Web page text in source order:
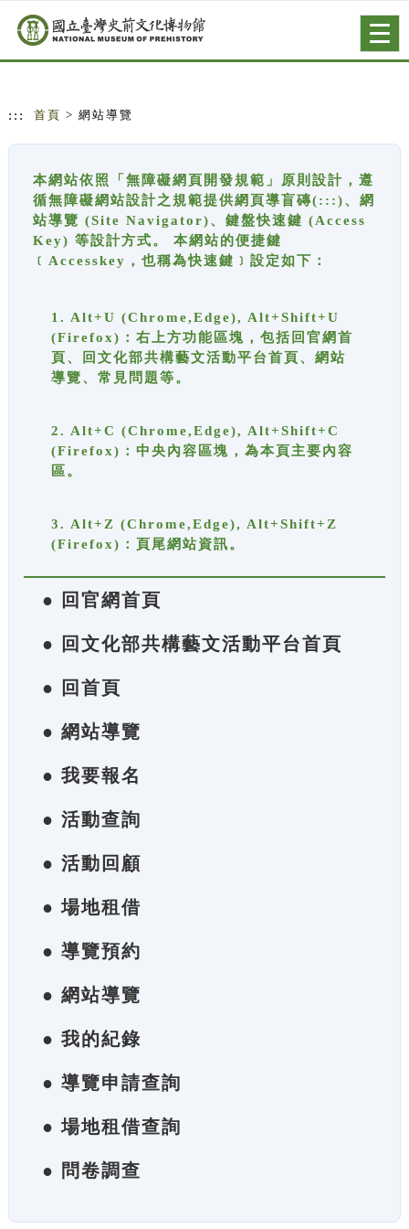
跳到主要內容
網站導覽
::: 首頁 > 網站導覽
本網站依照「無障礙網頁開發規範」原則設計，遵
循無障礙網站設計之規範提供網頁導盲磚(:::)、網
站導覽 (Site Navigator)、鍵盤快速鍵 (Access
Key) 等設計方式。 本網站的便捷鍵
﹝Accesskey，也稱為快速鍵﹞設定如下：
1. Alt+U (Chrome,Edge), Alt+Shift+U
(Firefox)：右上方功能區塊，包括回官網首
頁、回文化部共構藝文活動平台首頁、網站
導覽、常見問題等。
2. Alt+C (Chrome,Edge), Alt+Shift+C
(Firefox)：中央內容區塊，為本頁主要內容
區。
3. Alt+Z (Chrome,Edge), Alt+Shift+Z
(Firefox)：頁尾網站資訊。
● 回官網首頁
● 回文化部共構藝文活動平台首頁
● 回首頁
● 網站導覽
● 我要報名
● 活動查詢
● 活動回顧
● 場地租借
● 導覽預約
● 網站導覽
● 我的紀錄
● 導覽申請查詢
● 場地租借查詢
● 問卷調查